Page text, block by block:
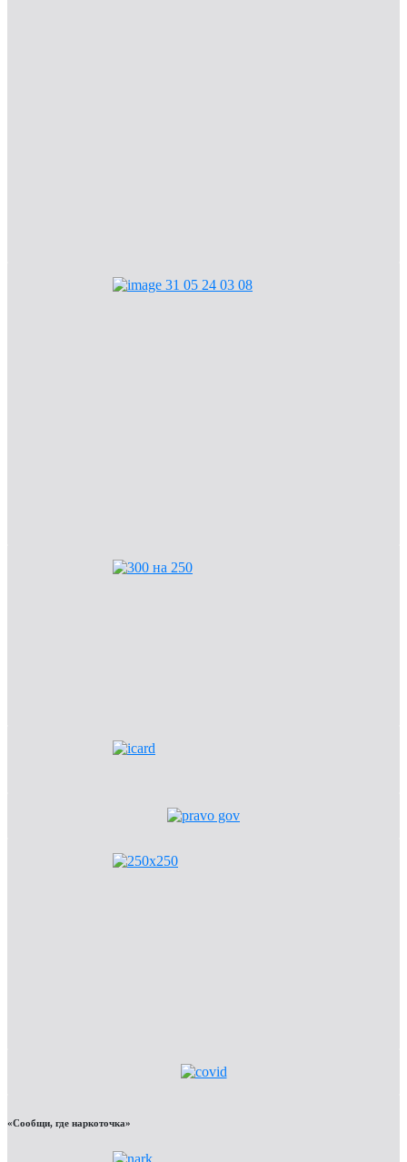
«Сообщи, где наркоточка»